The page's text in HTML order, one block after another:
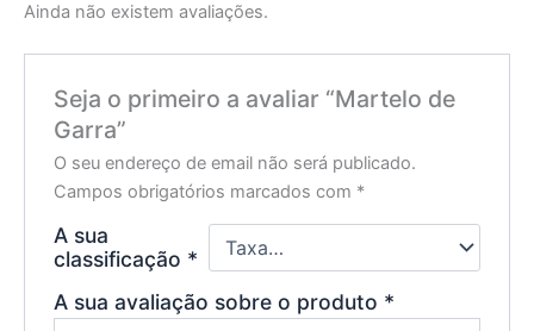
Ainda não existem avaliações.
Seja o primeiro a avaliar “Martelo de
Garra”
O seu endereço de email não será publicado.
Campos obrigatórios marcados com *
A sua
classificação *
A sua avaliação sobre o produto *